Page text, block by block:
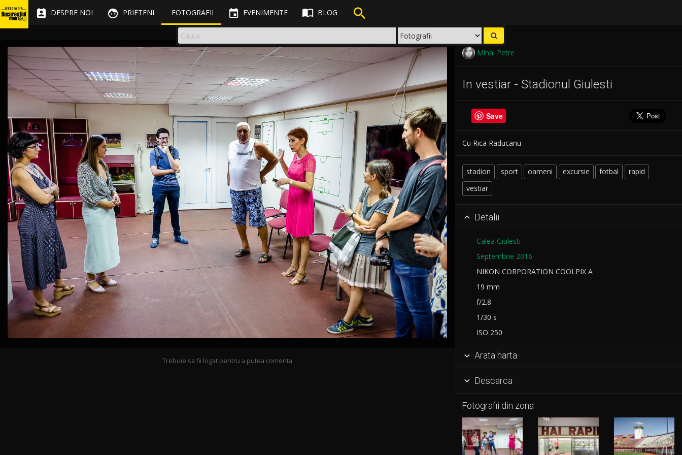
 DESPRE NOI  PRIETENI FOTOGRAFII  EVENIMENTE  BLOG 
Mihai Petre
In vestiar - Stadionul Giulesti
Save
Cu Rica Raducanu
stadion sport oameni excursie fotbal
rapid
vestiar
 Detalii
Calea Giulesti
Septembrie 2016
NIKON CORPORATION COOLPIX A
19 mm
f/2.8
1/30 s
ISO 250
 Arata harta
 Descarca
Fotografii din zona
Trebuie sa fii logat pentru a putea comenta